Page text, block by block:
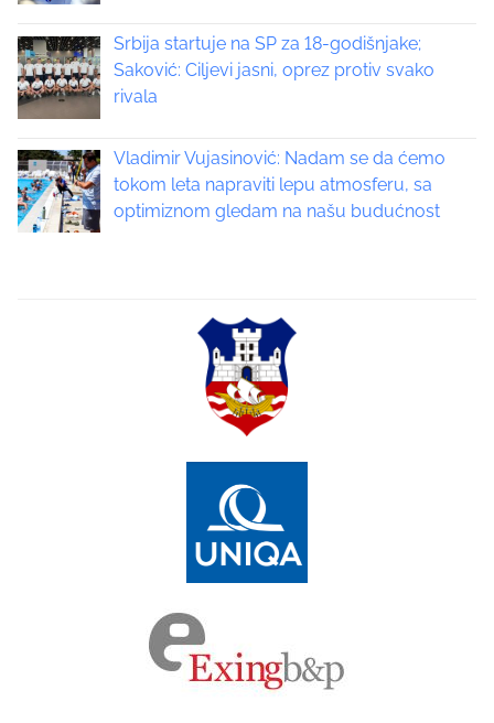
i
g
a
t
Srbija startuje na SP za 18-godišnjake;
Saković: Ciljevi jasni, oprez protiv svako
rivala
Vladimir Vujasinović: Nadam se da ćemo
tokom leta napraviti lepu atmosferu, sa
optimiznom gledam na našu budućnost